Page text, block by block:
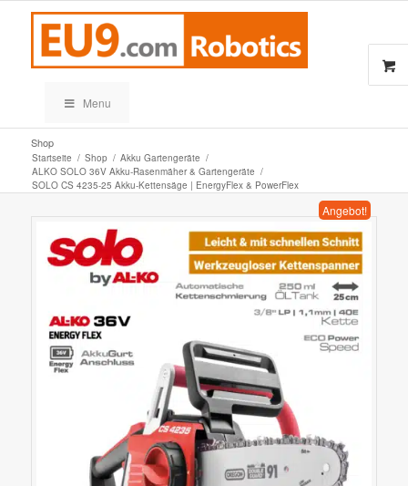
Menu
Shop
Startseite / Shop / Akku Gartengeräte /
ALKO SOLO 36V Akku-Rasenmäher & Gartengeräte /
SOLO CS 4235-25 Akku-Kettensäge | EnergyFlex & PowerFlex
Angebot!